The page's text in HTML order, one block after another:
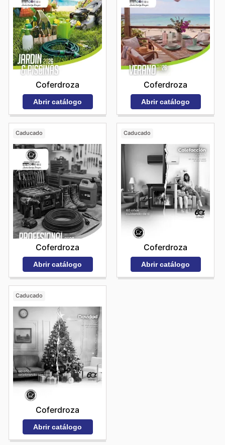
Coferdroza
Abrir catálogo
Coferdroza
Abrir catálogo
Caducado
Coferdroza
Abrir catálogo
Caducado
Coferdroza
Abrir catálogo
Caducado
Coferdroza
Abrir catálogo